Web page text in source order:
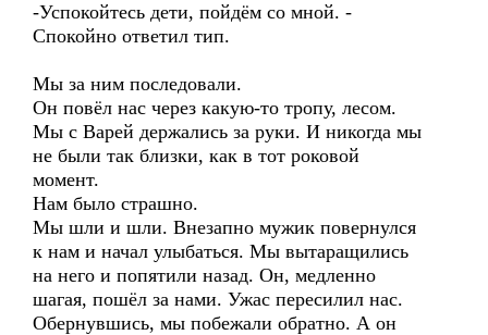
-Успокойтесь дети, пойдём со мной. -
Спокойно ответил тип.
Мы за ним последовали.
Он повёл нас через какую-то тропу, лесом.
Мы с Варей держались за руки. И никогда мы
не были так близки, как в тот роковой
момент.
Нам было страшно.
Мы шли и шли. Внезапно мужик повернулся
к нам и начал улыбаться. Мы вытаращились
на него и попятили назад. Он, медленно
шагая, пошёл за нами. Ужас пересилил нас.
Обернувшись, мы побежали обратно. А он